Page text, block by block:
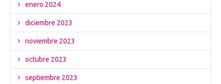
enero 2024
diciembre 2023
noviembre 2023
octubre 2023
septiembre 2023